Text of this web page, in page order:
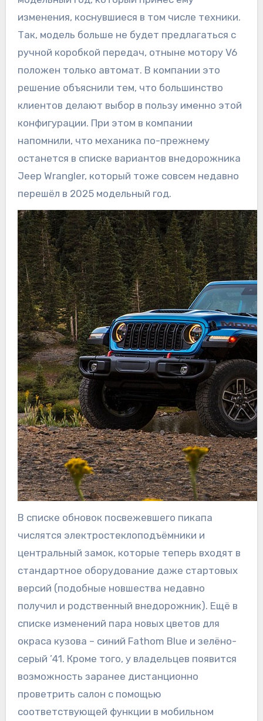
изменения, коснувшиеся в том числе техники.
Так, модель больше не будет предлагаться с
ручной коробкой передач, отныне мотору V6
положен только автомат. В компании это
решение объяснили тем, что большинство
клиентов делают выбор в пользу именно этой
конфигурации. При этом в компании
напомнили, что механика по-прежнему
останется в списке вариантов внедорожника
Jeep Wrangler, который тоже совсем недавно
перешёл в 2025 модельный год.
В списке обновок посвежевшего пикапа
числятся электростеклоподъёмники и
центральный замок, которые теперь входят в
стандартное оборудование даже стартовых
версий (подобные новшества недавно
получил и родственный внедорожник). Ещё в
списке изменений пара новых цветов для
окраса кузова – синий Fathom Blue и зелёно-
серый ’41. Кроме того, у владельцев появится
возможность заранее дистанционно
проветрить салон с помощью
соответствующей функции в мобильном